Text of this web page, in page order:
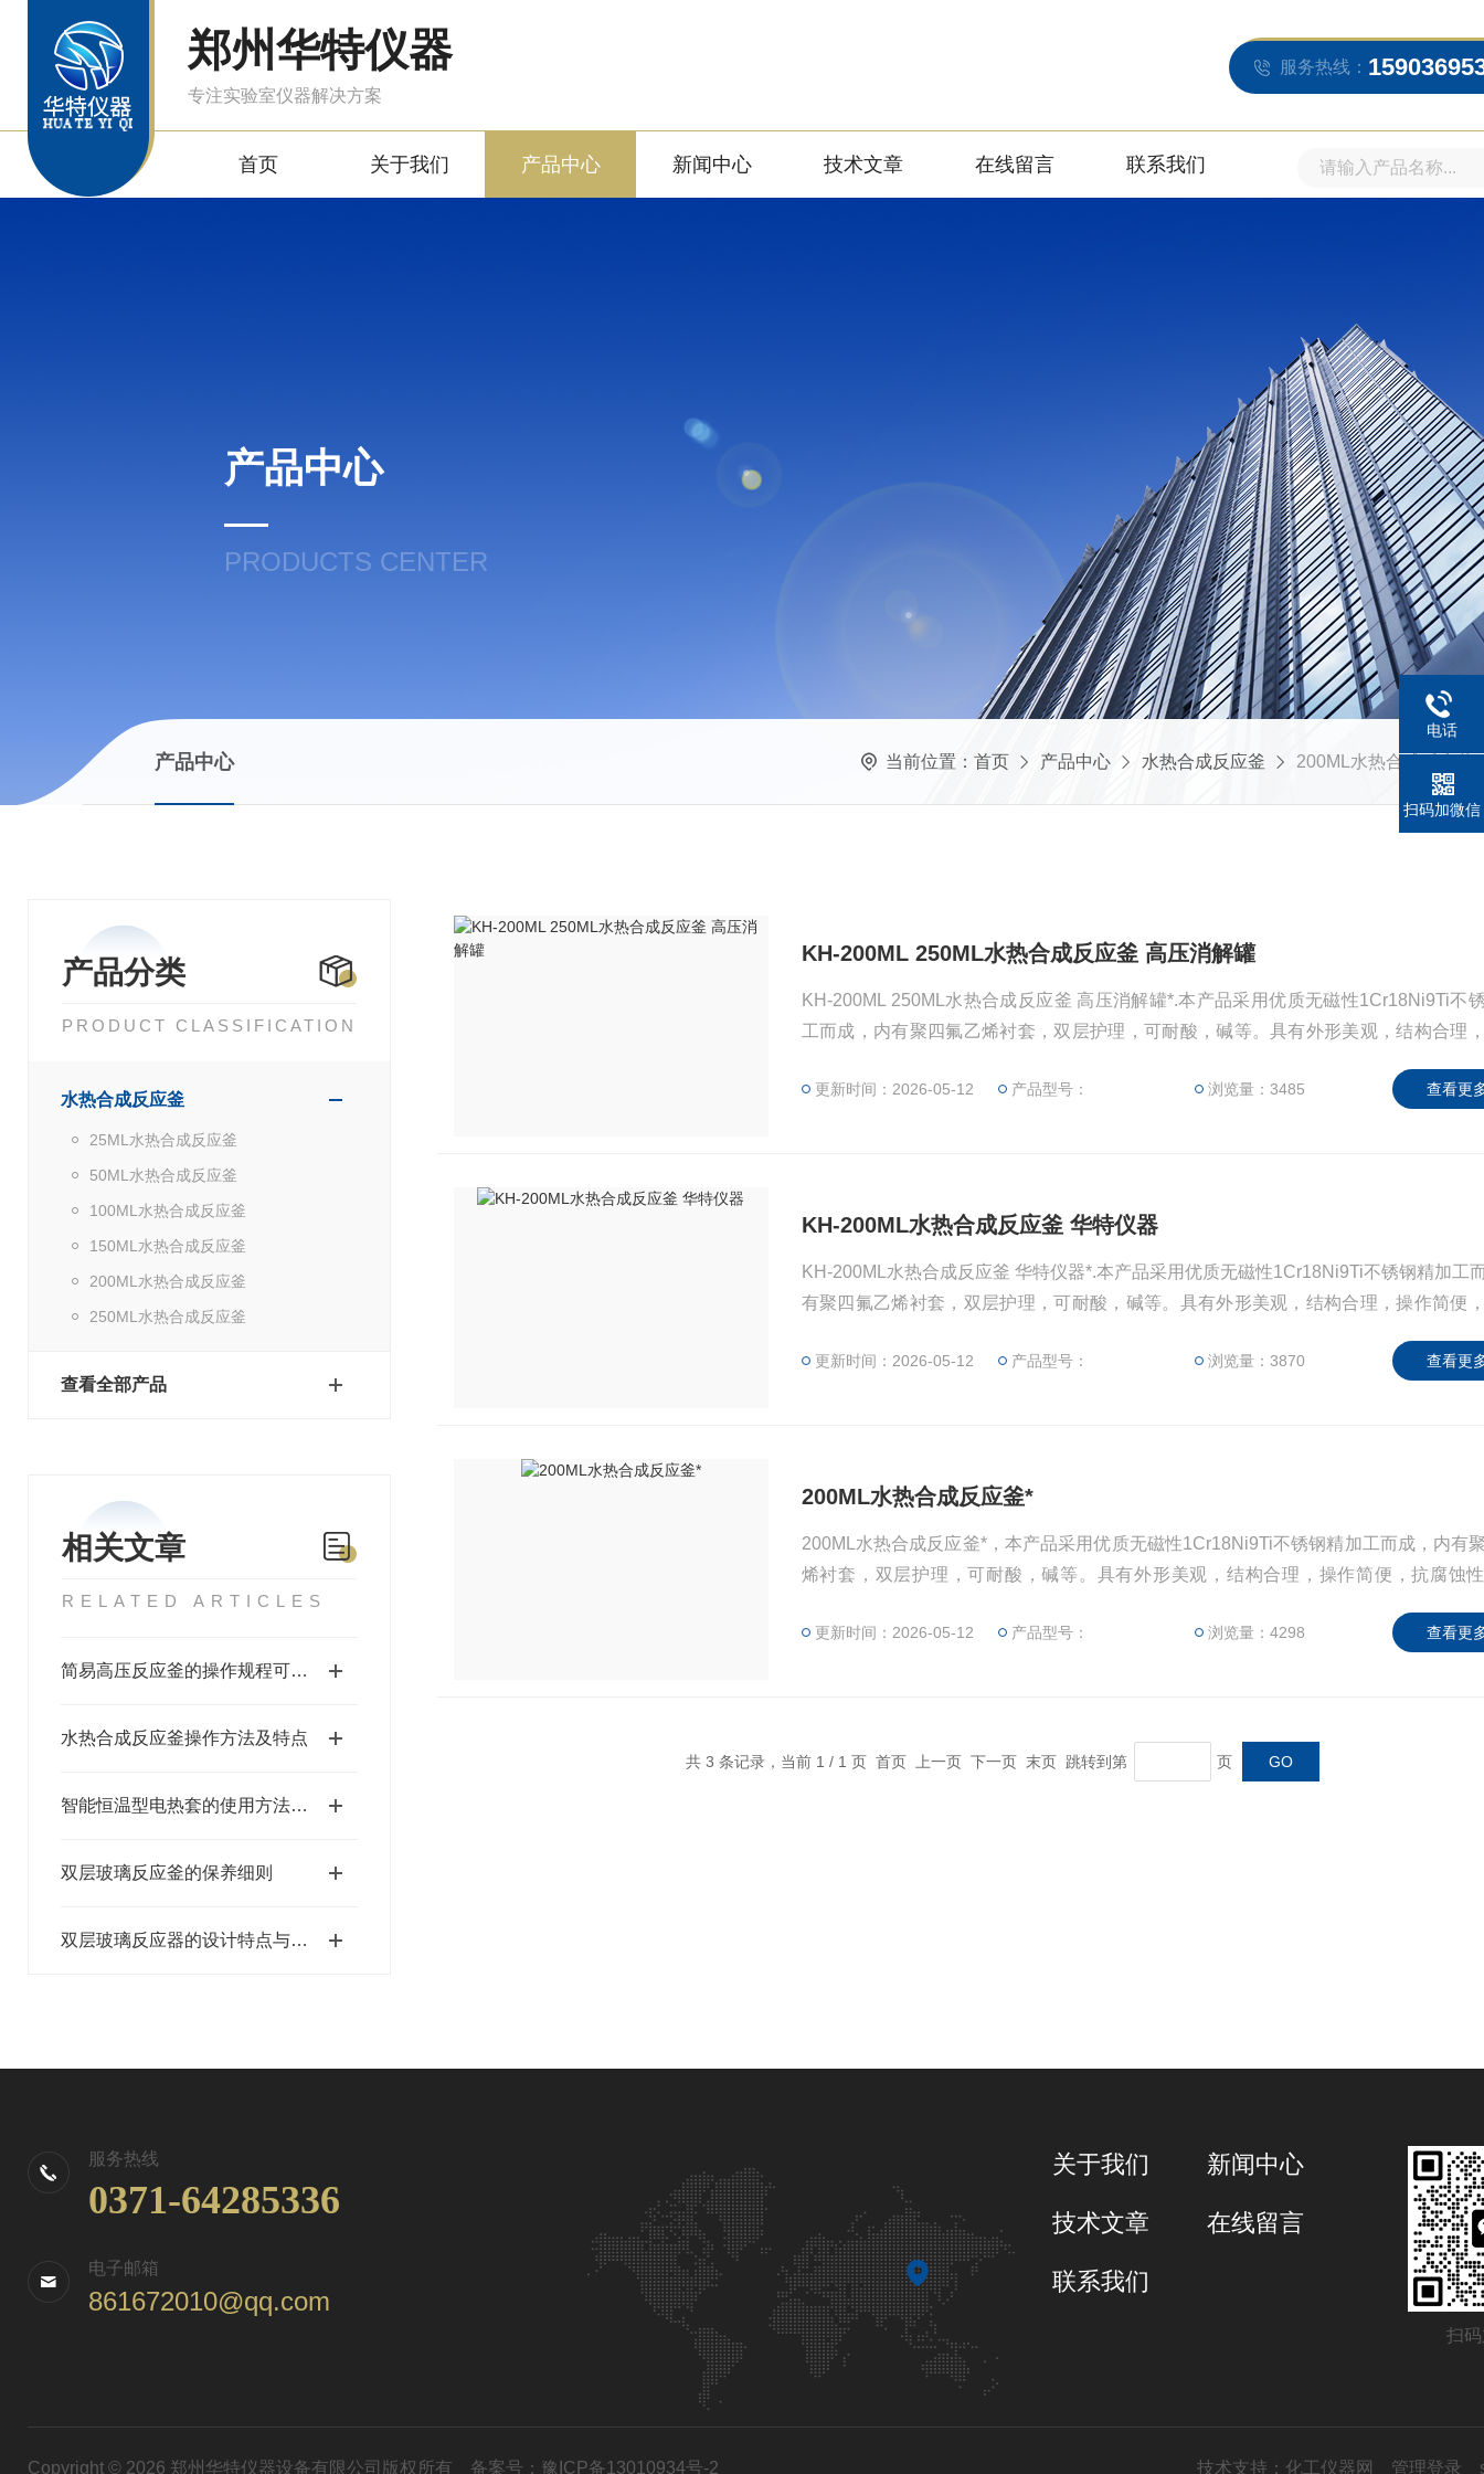
郑州华特仪器
专注实验室仪器解决方案
服务热线：
首页 关于我们 产品中心 新闻中心 技术文章 在线留言 联系我们
产品中心
PRODUCTS CENTER
产品中心 当前位置： 首页 产品中心 水热合成反应釜 200ML水热合成反应釜
产品分类
PRODUCT CLASSIFICATION
水热合成反应釜
25ML水热合成反应釜
50ML水热合成反应釜
100ML水热合成反应釜
150ML水热合成反应釜
200ML水热合成反应釜
250ML水热合成反应釜
查看全部产品
相关文章
RELATED ARTICLES
简易高压反应釜的操作规程可分为六个步骤
水热合成反应釜操作方法及特点
智能恒温型电热套的使用方法，专业的厂家
双层玻璃反应釜的保养细则
双层玻璃反应器的设计特点与功能优势解析
KH-200ML 250ML水热合成反应釜 高压消解罐
KH-200ML 250ML水热合成反应釜 高压消解罐*.本产品采用优质无磁性1Cr18Ni9Ti不
工而成，内有聚四氟乙烯衬套，双层护理，可耐酸，碱等。具有外形美观，结构合理
化处理的理想产品，相应的工作压力不超过3MPa，可根据不同样品的技术指标，确定
更新时间：2026-05-12 产品型号： 浏览量：3485 查看更
KH-200ML水热合成反应釜 华特仪器
KH-200ML水热合成反应釜 华特仪器*.本产品采用优质无磁性1Cr18Ni9Ti不锈钢精加工
有聚四氟乙烯衬套，双层护理，可耐酸，碱等。具有外形美观，结构合理，操作简便
想产品，相应的工作压力不超过3MPa，可根据不同样品的技术指标，确定不同的加热
更新时间：2026-05-12 产品型号： 浏览量：3870 查看更
200ML水热合成反应釜*
200ML水热合成反应釜*，本产品采用优质无磁性1Cr18Ni9Ti不锈钢精加工而成，内有
烯衬套，双层护理，可耐酸，碱等。具有外形美观，结构合理，操作简便，抗腐蚀
相应的工作压力不超过3MPa，可根据不同样品的技术指标，确定不同的加热温度及加
更新时间：2026-05-12 产品型号： 浏览量：4298 查看更
共 3 条记录，当前 1 / 1 页 首页 上一页 下一页 末页 跳转到第 页
服务热线
0371-64285336
电子邮箱
861672010@qq.com
扫
关于我们 新闻中心
技术文章 在线留言
联系我们
Copyright © 2026 郑州华特仪器设备有限公司版权所有 备案号：豫ICP备13010934号-2 技术支持： 化工仪器网 管理登录
电话
扫码加微信